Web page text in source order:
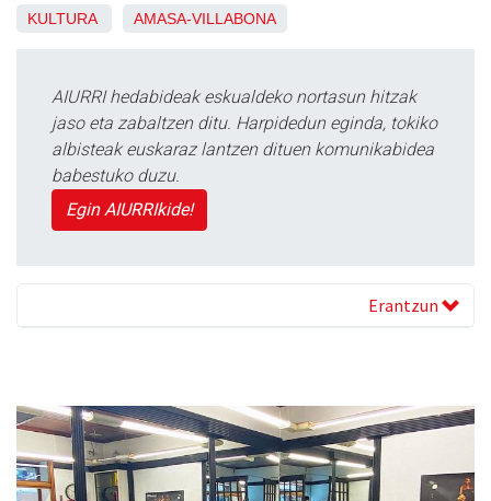
KULTURA AMASA-VILLABONA
AIURRI hedabideak eskualdeko nortasun hitzak
jaso eta zabaltzen ditu. Harpidedun eginda, tokiko
albisteak euskaraz lantzen dituen komunikabidea
babestuko duzu.
Egin AIURRIkide!
Erantzun